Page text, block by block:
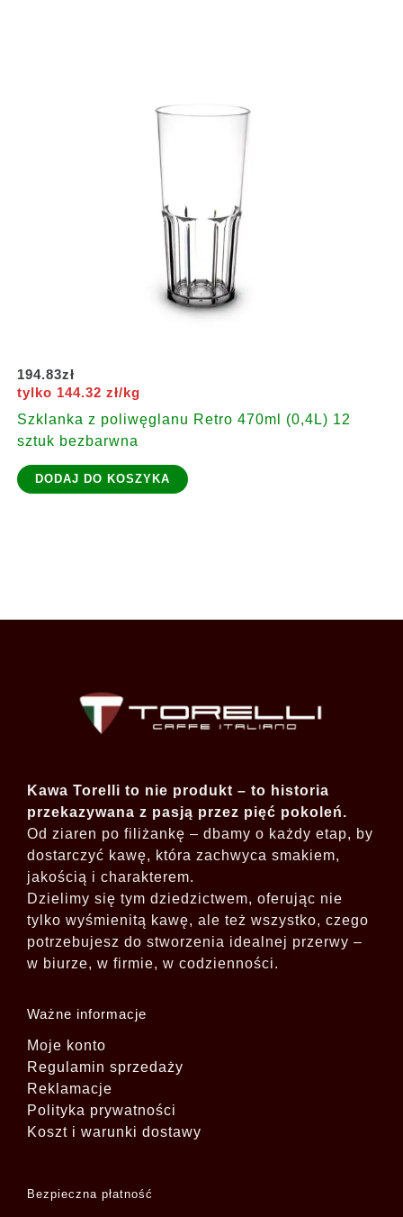
194.83zł
tylko 144.32 zł/kg
Szklanka z poliwęglanu Retro 470ml (0,4L) 12
sztuk bezbarwna
DODAJ DO KOSZYKA
Kawa Torelli to nie produkt – to historia
przekazywana z pasją przez pięć pokoleń.
Od ziaren po filiżankę – dbamy o każdy etap, by
dostarczyć kawę, która zachwyca smakiem,
jakością i charakterem.
Dzielimy się tym dziedzictwem, oferując nie
tylko wyśmienitą kawę, ale też wszystko, czego
potrzebujesz do stworzenia idealnej przerwy –
w biurze, w firmie, w codzienności.
Ważne informacje
Moje konto
Regulamin sprzedaży
Reklamacje
Polityka prywatności
Koszt i warunki dostawy
Bezpieczna płatność